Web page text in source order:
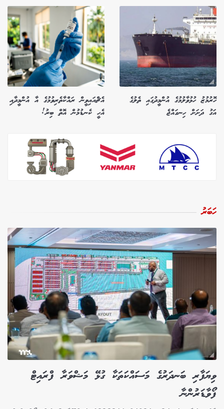
ހޮރުމުޒު ހުޅުވާލުމުގެ އުންމީދުގައި ތެލުގެ
އަގު ދަށަށް ހިނގައްޖެ
އެޗްއައިވީން ރައްކާތެރިވުމުގެ އާ އުންމީދާއި
އެހީ ކެނޑުމުން އޮތް ބިރު!
ހަބަރު
ވިޔަފާރި ބަނދަރުގެ މަސައްކަތަކާ ގުޅޭ މަޝްވަރާ ފްރައިޓް
ފޯވާޑަރުންނާ